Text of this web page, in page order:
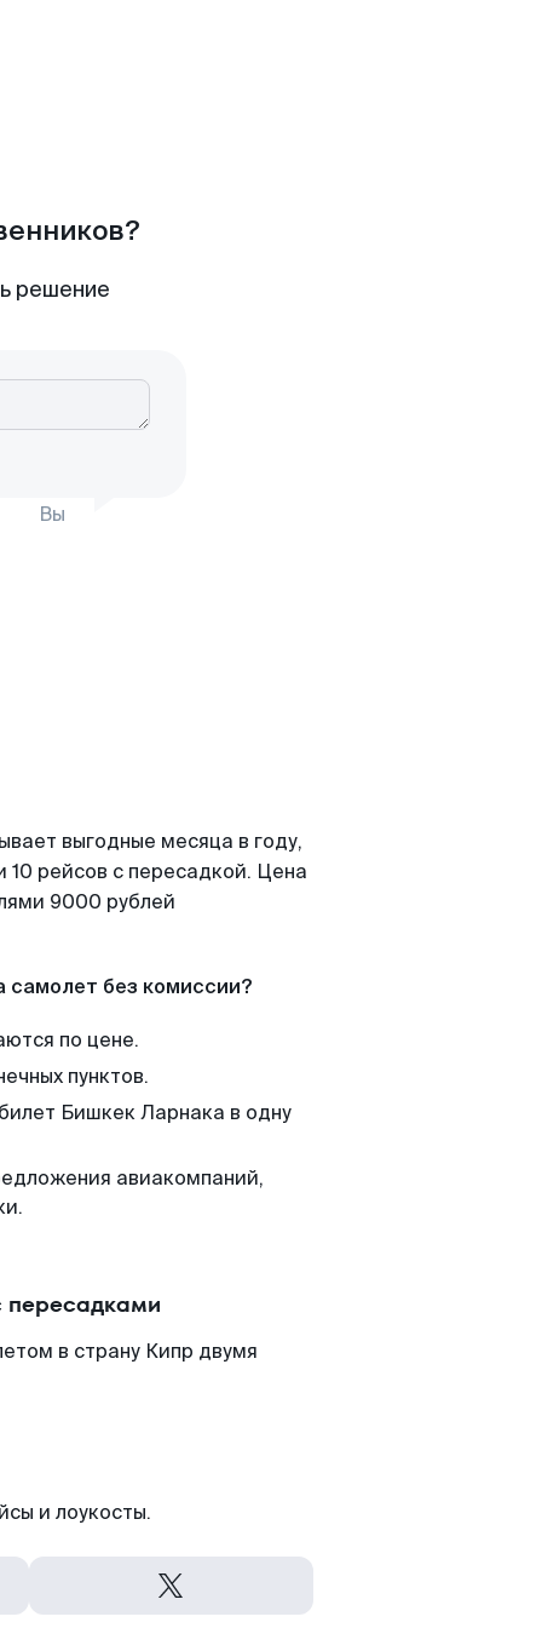
решение
Вы
выгодные месяца в году,
рейсов с пересадкой. Цена
9000 рублей
самолет без комиссии?
по цене.
пунктов.
Бишкек Ларнака в одну
авиакомпаний,
пересадками
в страну Кипр двумя
и лоукосты.